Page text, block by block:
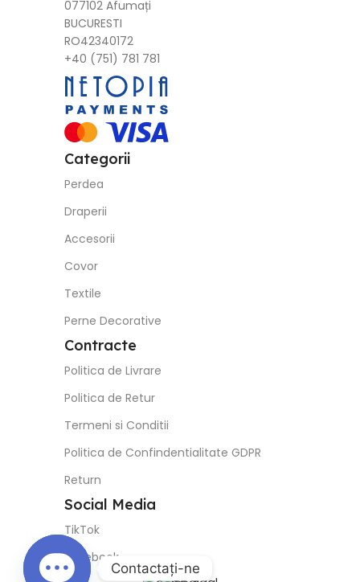
BUCURESTI
RO42340172
+40 (751) 781 781
Categorii
Perdea
Accesorii
Contracte
Politica de Livrare
Social Media
TikTok
Facebook
InstagramContactaţi-ne